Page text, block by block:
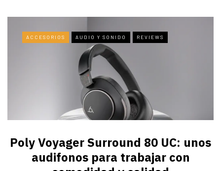
ACCESORIOS AUDIO Y SONIDO REVIEWS
Poly Voyager Surround 80 UC: unos
audifonos para trabajar con